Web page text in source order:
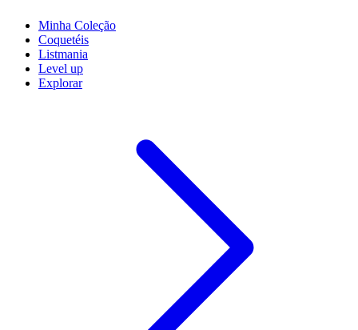
Minha Coleção
Coquetéis
Listmania
Level up
Explorar